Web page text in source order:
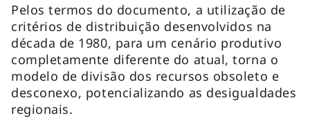
Pelos termos do documento, a utilização de
critérios de distribuição desenvolvidos na
década de 1980, para um cenário produtivo
completamente diferente do atual, torna o
modelo de divisão dos recursos obsoleto e
desconexo, potencializando as desigualdades
regionais.